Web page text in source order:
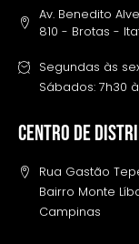
Av. Benedito
810 - Brotas -
Segundas às
Sábados: 7h30
Centro de
Rua Gastão
Bairro Monte
Campinas